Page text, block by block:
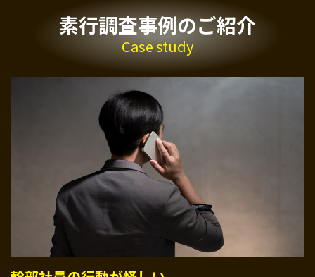
素行調査事例のご紹介
Case study